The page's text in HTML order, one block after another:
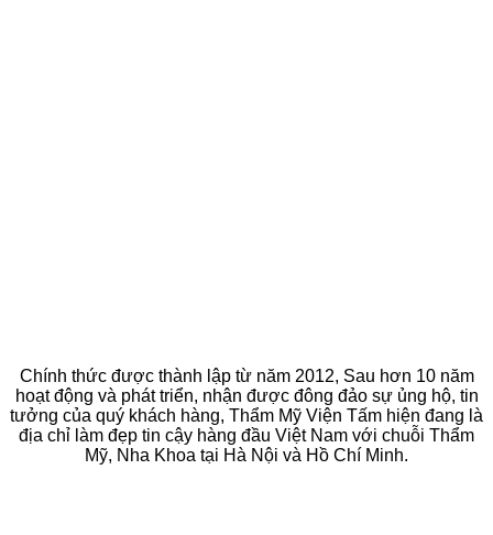
Chính thức được thành lập từ năm 2012, Sau hơn 10 năm
hoạt động và phát triển, nhận được đông đảo sự ủng hộ, tin
tưởng của quý khách hàng, Thẩm Mỹ Viện Tấm hiện đang là
địa chỉ làm đẹp tin cậy hàng đầu Việt Nam với chuỗi Thẩm
Mỹ, Nha Khoa tại Hà Nội và Hồ Chí Minh.